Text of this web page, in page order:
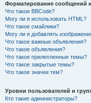
Форматирование сообщений
Что такое BBCode?
Могу ли я использовать HTML?
Что такое смайлики?
Могу ли я добавлять
Что такое важные объявления?
Что такое объявления?
Что такое прилепленные темы?
Что такое закрытые темы?
Что такое значки тем?
Уровни пользователей и
Кто такие администраторы?